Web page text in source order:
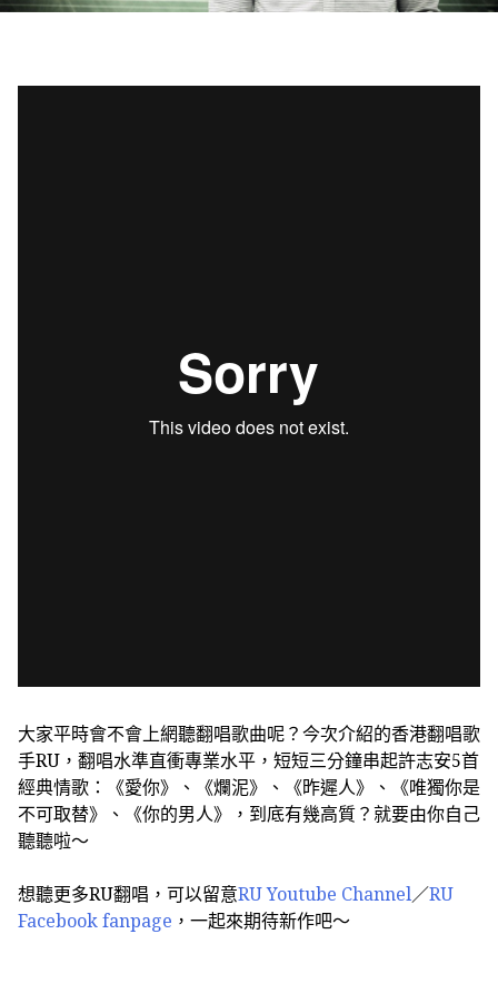
大家平時會不會上網聽翻唱歌曲呢？今次介紹的香港翻唱歌
手RU，翻唱水準直衝專業水平，短短三分鐘串起許志安5首
經典情歌：《愛你》、《爛泥》、《昨遲人》、《唯獨你是
不可取替》、《你的男人》，到底有幾高質？就要由你自己
聽聽啦～
想聽更多RU翻唱，可以留意RU Youtube Channel／RU
Facebook fanpage ，一起來期待新作吧～